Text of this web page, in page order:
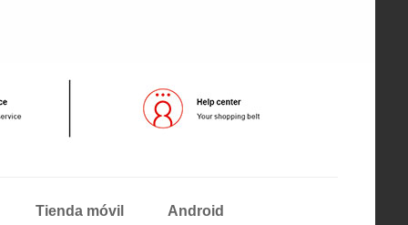
Tienda móvil Android